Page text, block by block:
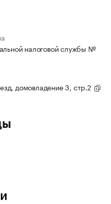
налоговой службы №
домовладение 3, стр.2